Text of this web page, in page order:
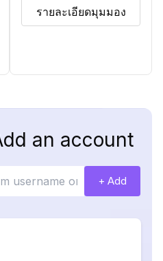
รายละเอียดมุมมอง
an account
+ Add